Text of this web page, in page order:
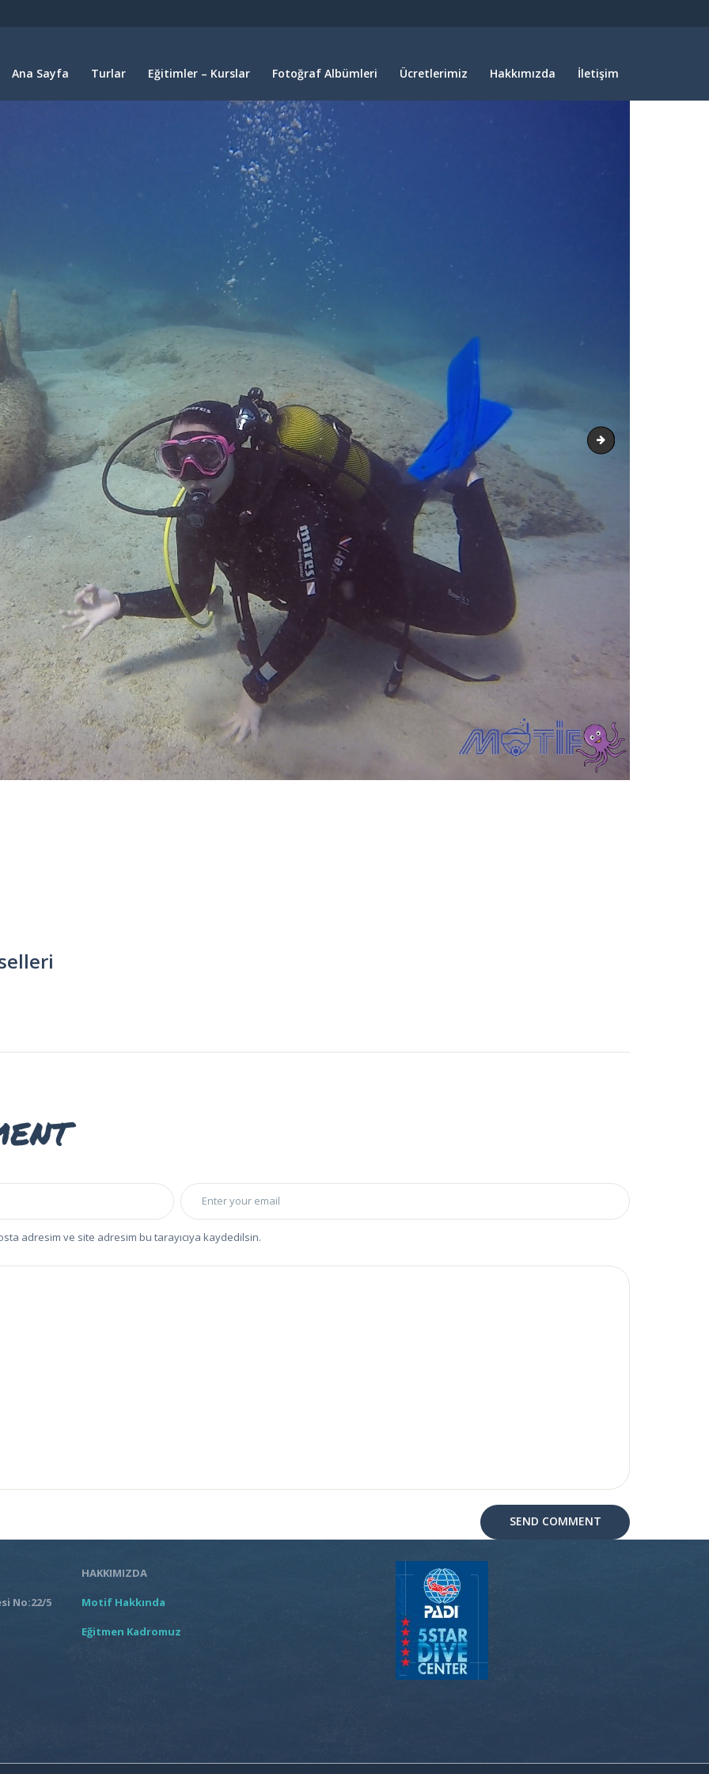
Ana Sayfa Turlar Eğitimler – Kurslar Fotoğraf Albümleri Ücretlerimiz Hakkımızda İletişim
Image19
adresim ve site adresim bu tarayıcıya kaydedilsin.
No:22/5
HAKKIMIZDA
Motif Hakkında
Eğitmen Kadromuz